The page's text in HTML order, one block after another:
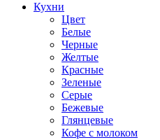
Кухни
Цвет
Белые
Черные
Желтые
Красные
Зеленые
Серые
Бежевые
Глянцевые
Кофе с молоком